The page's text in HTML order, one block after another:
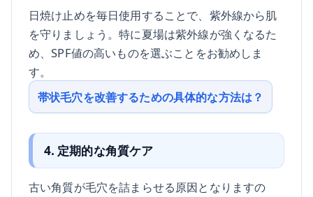
日焼け止めを毎日使用することで、紫外線から肌
を守りましょう。特に夏場は紫外線が強くなるた
め、SPF値の高いものを選ぶことをお勧めしま
す。
帯状毛穴を改善するための具体的な方法は？
4. 定期的な角質ケア
古い角質が毛穴を詰まらせる原因となりますの